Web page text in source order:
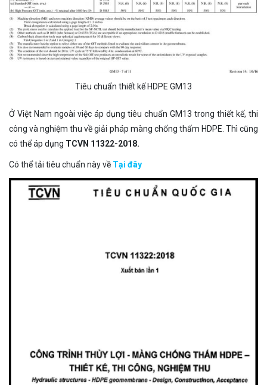
Tiêu chuẩn thiết kế HDPE GM13
Ở Việt Nam ngoài việc áp dụng tiêu chuẩn GM13 trong thiết kế, thi
công và nghiệm thu về giải pháp màng chống thấm HDPE. Thì cũng
có thể áp dụng TCVN 11322-2018.
Có thể tải tiêu chuẩn này về Tại đây